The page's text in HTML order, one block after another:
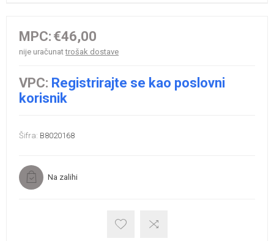
MPC: €46,00
nije uračunattrošak dostave
VPC: Registrirajte se kao poslovni
korisnik
Šifra: B8020168
Na zalihi